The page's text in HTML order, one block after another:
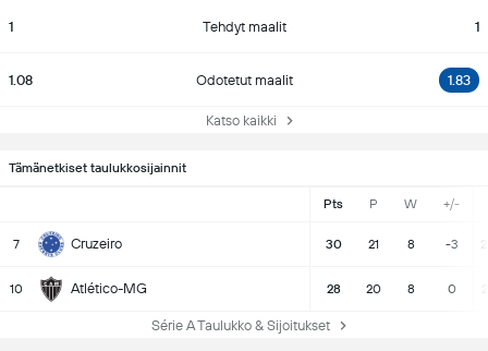
1 Tehdyt maalit 1
1.08 Odotetut maalit 1.83
Katso kaikki
Tämänetkiset taulukkosijainnit
Pts P W +/-
7 Cruzeiro 30 21 8 -3
10 Atlético-MG 28 20 8 0
Série A Taulukko & Sijoitukset